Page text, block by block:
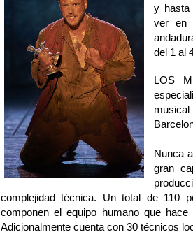
y hasta
ver en
del 1 al
LOS
Nunca
gran
complejidad técnica. Un total de 110
componen el equipo humano que
Adicionalmente cuenta con 30 técnicos